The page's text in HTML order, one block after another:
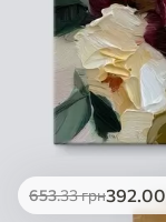
653.33грн392.00